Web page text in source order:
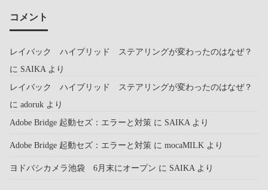
コメント
レイバック ハイブリッド ステアリングが変わったのはなぜ？
に SAIKA より
レイバック ハイブリッド ステアリングが変わったのはなぜ？
に adoruk より
Adobe Bridge 起動セズ：エラーと対策 に SAIKA より
Adobe Bridge 起動セズ：エラーと対策 に mocaMILK より
ヨドバシカメラ池袋 6月末にオープン に SAIKA より